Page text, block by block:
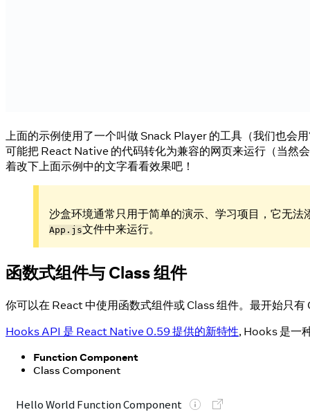
上面的示例使用了一个叫做 Snack Player 的工具（我们也
可能把 React Native 的代码转化为兼容的网页来运行（当然
着改下上面示例中的文字看看效果吧！
沙盒环境通常只用于简单的演示、学习项目，它无
App.js文件中来运行。
函数式组件与 Class 组件
你可以在 React 中使用函数式组件或 Class 组件。最开始只
Hooks API 是 React Native 0.59 提供的新特性, Hooks 是一
Function Component
Class Component